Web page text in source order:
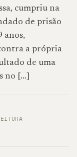
cumpriu na
de prisão
anos,
a própria
de uma
no […]